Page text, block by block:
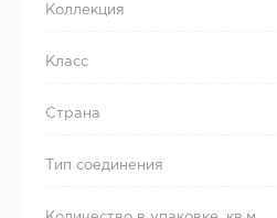
Коллекция
Класс
Страна
Тип соединения